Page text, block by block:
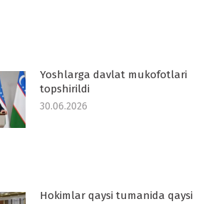
Yoshlarga davlat mukofotlari
topshirildi
30.06.2026
Hokimlar qaysi tumanida qaysi